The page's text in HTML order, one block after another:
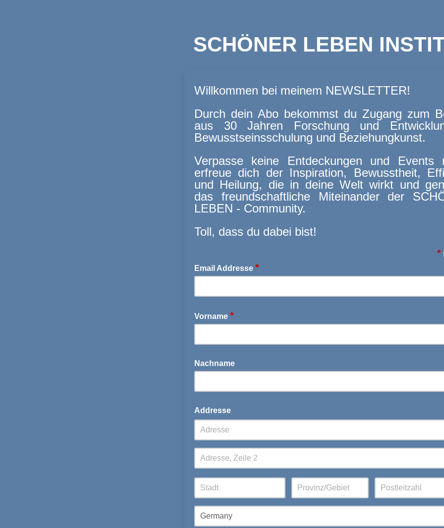
SCHÖNER LEBEN
Willkommen bei meinem NEWSLETTER!
Durch dein Abo bekommst du Zugang zum
aus 30 Jahren Forschung und
Bewusstseinsschulung und Beziehungkunst.
Verpasse keine Entdeckungen und Events
erfreue dich der Inspiration, Bewusstheit,
und Heilung, die in deine Welt wirkt und
das freundschaftliche Miteinander der
LEBEN - Community.
Toll, dass du dabei bist!
*
Email Addresse *
Vorname *
Nachname
Addresse